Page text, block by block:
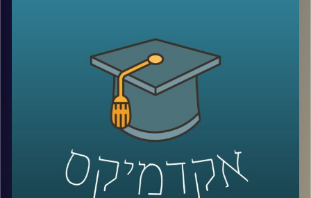
דומיננטי באורח החיים המערבי ומסבירה למה
לזברות אין אולקוס
AudioVersity